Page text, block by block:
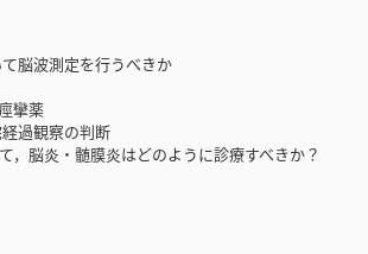
波測定を行うべきか
薬
観察の判断
脳炎・髄膜炎はどのように診療すべきか？